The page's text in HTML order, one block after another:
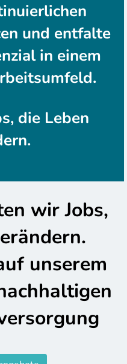
und entfalte
in einem
die Leben
wir Jobs,
unserem